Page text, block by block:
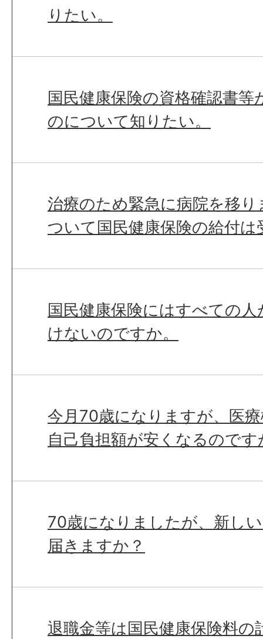
りたい。
国民健康保険の資格確認書
のについて知りたい。
治療のため緊急に病院を移
ついて国民健康保険の給付
国民健康保険にはすべての
けないのですか。
今月70歳になりますが、医
自己負担額が安くなるのです
70歳になりましたが、新し
届きますか？
退職金等は国民健康保険料の